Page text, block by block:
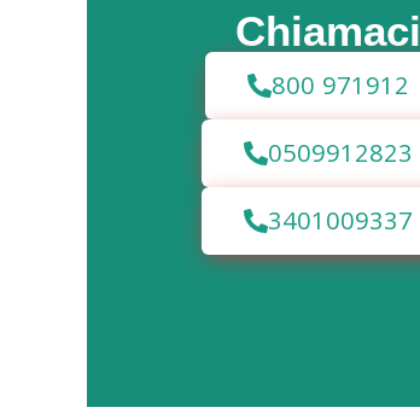
Chiamaci
800 971912
0509912823
3401009337